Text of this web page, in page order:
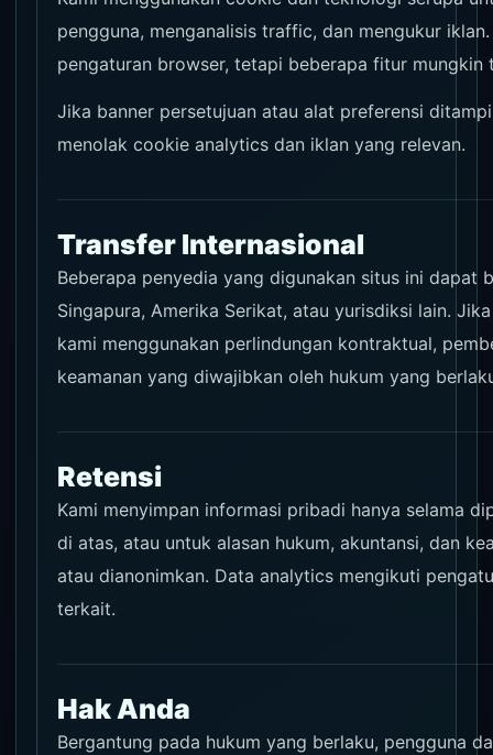
pengguna, menganalisis traffic, dan mengukur
pengaturan browser, tetapi beberapa fitur mungkin
Jika banner persetujuan atau alat preferensi
menolak cookie analytics dan iklan yang relevan.
Transfer Internasional
Beberapa penyedia yang digunakan situs ini dapat
Singapura, Amerika Serikat, atau yurisdiksi lain.
kami menggunakan perlindungan kontraktual,
keamanan yang diwajibkan oleh hukum yang
Retensi
Kami menyimpan informasi pribadi hanya selama
di atas, atau untuk alasan hukum, akuntansi, dan
atau dianonimkan. Data analytics mengikuti
terkait.
Hak Anda
Bergantung pada hukum yang berlaku, pengguna